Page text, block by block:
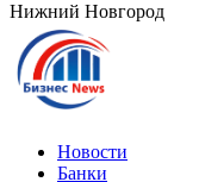
Нижний Новгород
Новости
Банки